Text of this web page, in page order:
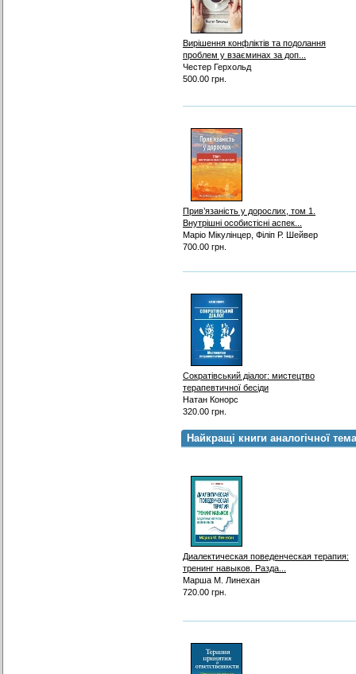
Вирішення конфліктів та подолання
проблем у взаєминах за доп...
Честер Герхольд
500.00 грн.
Прив’язаність у дорослих, том 1.
Внутрішні особистісні аспек...
Маріо Мікулінцер, Філіп Р. Шейвер
700.00 грн.
Сократівський діалог: мистецтво
терапевтичної бесіди
Натан Конорс
320.00 грн.
Найкращі книги аналогічної
Диалектическая поведенческая терапия:
тренинг навыков. Разда...
Марша М. Линехан
720.00 грн.